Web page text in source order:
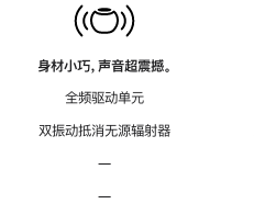
身材小巧，声音超震撼。
全频驱动单元
双振动抵消无源辐射器
—
—